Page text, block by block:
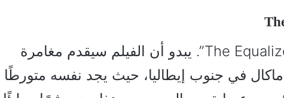
ملخص لقصة فيلم “The Equalizer 3”. يبدو أن الفيلم سيقدم مغامرة
في جنوب إيطاليا، حيث يجد نفسه متورطًا